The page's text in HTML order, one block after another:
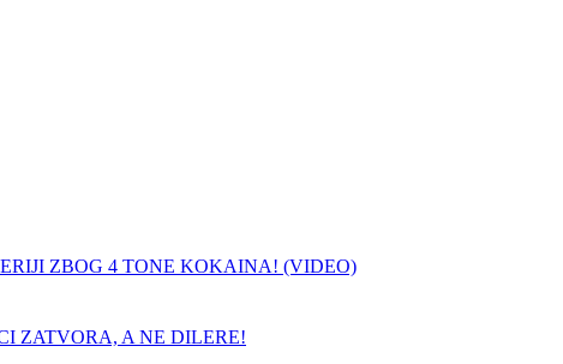
ZBOG 4 TONE KOKAINA! (VIDEO)
ZATVORA, A NE DILERE!